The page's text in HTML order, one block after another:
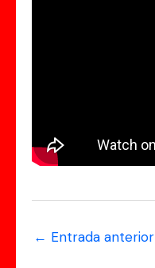
← Entrada anterior